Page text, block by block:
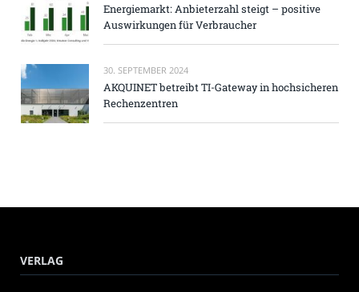
Energiemarkt: Anbieterzahl steigt – positive
Auswirkungen für Verbraucher
30. SEPTEMBER 2024
AKQUINET betreibt TI-Gateway in hochsicheren
Rechenzentren
VERLAG